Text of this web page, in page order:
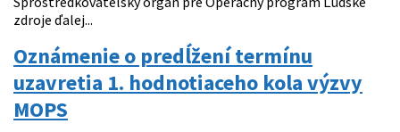
zdroje ďalej...
Oznámenie o predĺžení termínu
uzavretia 1. hodnotiaceho kola výzvy
MOPS